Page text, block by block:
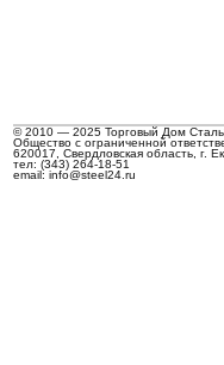
© 2010 — 2025 Торговый Дом
Общество с ограниченной
620017, Свердловская область, г.
тел: (343) 264-18-51
email: info@steel24.ru